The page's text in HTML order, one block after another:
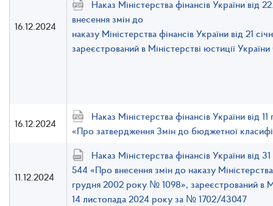
16.12.2024
Наказ Міністерства фінансів України від
внесення змін до
наказу Міністерства фінансів України від 21
зареєстрований в Міністерстві юстиції
16.12.2024
Наказ Міністерства фінансів України від
«Про затвердження Змін до бюджетної
11.12.2024
Наказ Міністерства фінансів України від
544 «Про внесення змін до наказу
грудня 2002 року № 1098», зареєстрований в
14 листопада 2024 року за № 1702/43047